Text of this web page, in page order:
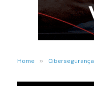
Home » Cibersegurança